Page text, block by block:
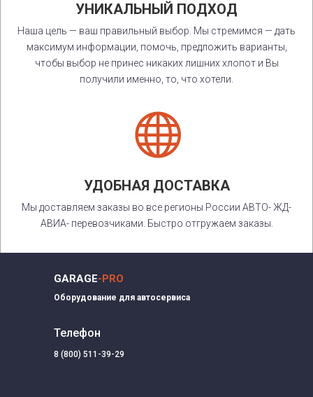
УНИКАЛЬНЫЙ ПОДХОД
Наша цель — ваш правильный выбор. Мы стремимся — дать
максимум информации, помочь, предложить варианты,
чтобы выбор не принес никаких лишних хлопот и Вы
получили именно, то, что хотели.

УДОБНАЯ ДОСТАВКА
Мы доставляем заказы во все регионы России АВТО- ЖД-
АВИА- перевозчиками. Быстро отгружаем заказы.
GARAGE-PRO
Оборудование для автосервиса
Телефон
8 (800) 511-39-29